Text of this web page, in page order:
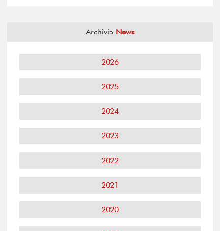
Archivio News
2026
2025
2024
2023
2022
2021
2020